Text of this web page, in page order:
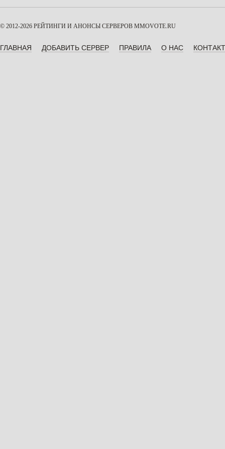
© 2012-2026 РЕЙТИНГИ И АНОНСЫ СЕРВЕРОВ MMOVOTE.RU
ГЛАВНАЯ ДОБАВИТЬ СЕРВЕР ПРАВИЛА О НАС